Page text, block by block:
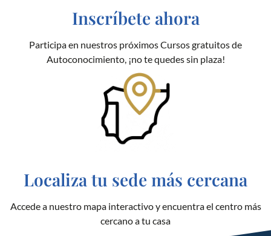
Inscríbete ahora
Participa en nuestros próximos Cursos gratuitos de
Autoconocimiento, ¡no te quedes sin plaza!
Localiza tu sede más cercana
Accede a nuestro mapa interactivo y encuentra el centro más
cercano a tu casa